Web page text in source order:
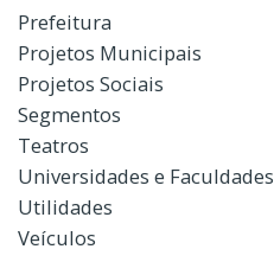
Prefeitura
Projetos Municipais
Projetos Sociais
Segmentos
Teatros
Universidades e Faculdades
Utilidades
Veículos